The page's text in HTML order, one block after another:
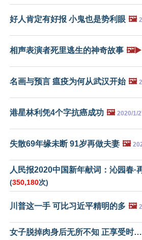
好人肯定有好报 小鬼也是势利眼 🖼️
相声表演者死里逃生的神奇故事 🖼️▶️
名画与预言 瘟疫为何从武汉开始 🖼️
港星林利凭4个字抗癌成功 🖼️ 2020/1/
失散69年缘未断 91岁再做夫妻 🖼️
人民报2020中国新年献词：沁园春·
(350,180次)
川普这一手 可比习近平精明的多 🖼️
女子脱掉肉身后无所不知 正享受时…